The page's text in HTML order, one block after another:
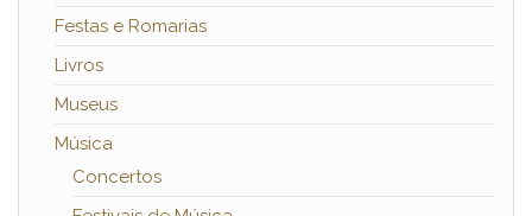
Festas e Romarias
Livros
Museus
Música
Concertos